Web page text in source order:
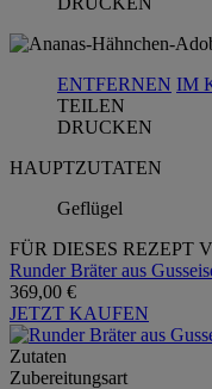
ENTFERNEN IM
TEILEN
DRUCKEN
HAUPTZUTATEN
Geflügel
FÜR DIESES REZEPT
Runder Bräter aus
369,00 €
JETZT KAUFEN
Zutaten
Zubereitungsart